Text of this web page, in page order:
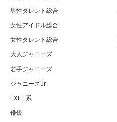
男性タレント総合
女性アイドル総合
女性タレント総合
大人ジャニーズ
若手ジャニーズ
ジャニーズJr.
EXILE系
俳優